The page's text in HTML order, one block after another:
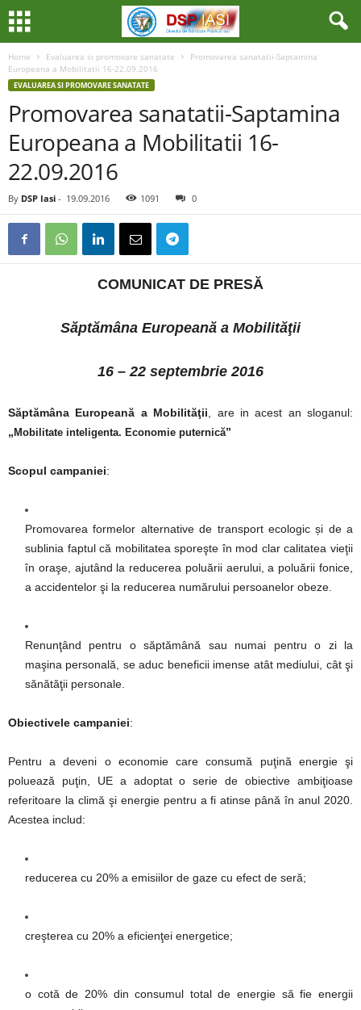
Home Evaluarea si promovare sanatate
Promovarea sanatatii-Saptamina
Europeana a Mobilitatii 16-22.09.2016
EVALUAREA SI PROMOVARE SANATATE
Promovarea sanatatii-Saptamina
Europeana a Mobilitatii 16-
22.09.2016
By DSP Iasi - 19.09.2016 1091 0
COMUNICAT DE PRESĂ
Săptămâna Europeană a Mobilităţii
16 – 22 septembrie 2016
Săptămâna Europeană a Mobilităţii
are in acest an sloganul:
„ Mobilitate inteligenta. Economie puternică”
Scopul campaniei:
Promovarea formelor alternative de transport ecologic și de a
sublinia faptul că mobilitatea sporeşte în mod clar calitatea vieţii
în oraşe, ajutând la reducerea poluării aerului, a poluării fonice,
a accidentelor şi la reducerea numărului persoanelor obeze.
Renunţând pentru o săptămână sau numai pentru o zi la
maşina personală, se aduc beneficii imense atât mediului, cât şi
sănătăţii personale.
Obiectivele campaniei:
Pentru a deveni o economie care consumă puţină energie şi
poluează puţin, UE a adoptat o serie de obiective ambiţioase
referitoare la climă şi energie pentru a fi atinse până în anul 2020.
Acestea includ:
reducerea cu 20% a emisiilor de gaze cu efect de seră;
creşterea cu 20% a eficienţei energetice;
o cotă de 20% din consumul total de energie să fie energii